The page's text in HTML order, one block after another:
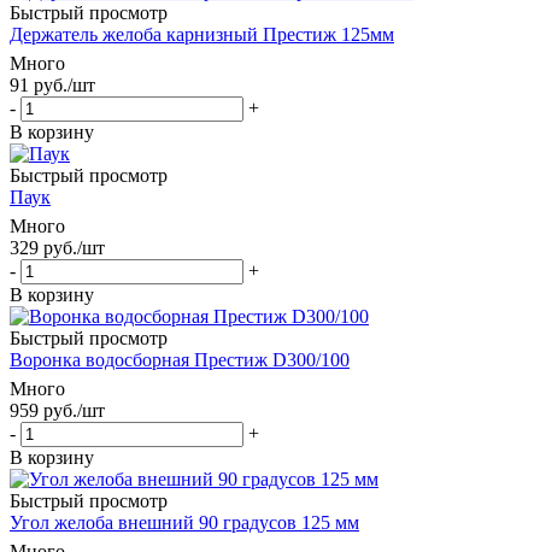
Быстрый просмотр
Держатель желоба карнизный Престиж 125мм
Много
91 руб./шт
-
+
В корзину
Быстрый просмотр
Паук
Много
329 руб./шт
-
+
В корзину
Быстрый просмотр
Воронка водосборная Престиж D300/100
Много
959 руб./шт
-
+
В корзину
Быстрый просмотр
Угол желоба внешний 90 градусов 125 мм